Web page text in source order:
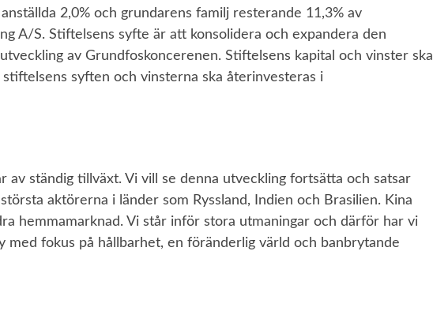
2,0% och grundarens familj resterande 11,3% av
A/S. Stiftelsens syfte är att konsolidera och expandera den
av Grundfoskoncerenen. Stiftelsens kapital och vinster ska
syften och vinsterna ska återinvesteras i
av ständig tillväxt. Vi vill se denna utveckling fortsätta och satsar
aktörerna i länder som Ryssland, Indien och Brasilien. Kina
hemmamarknad. Vi står inför stora utmaningar och därför har vi
med fokus på hållbarhet, en föränderlig värld och banbrytande